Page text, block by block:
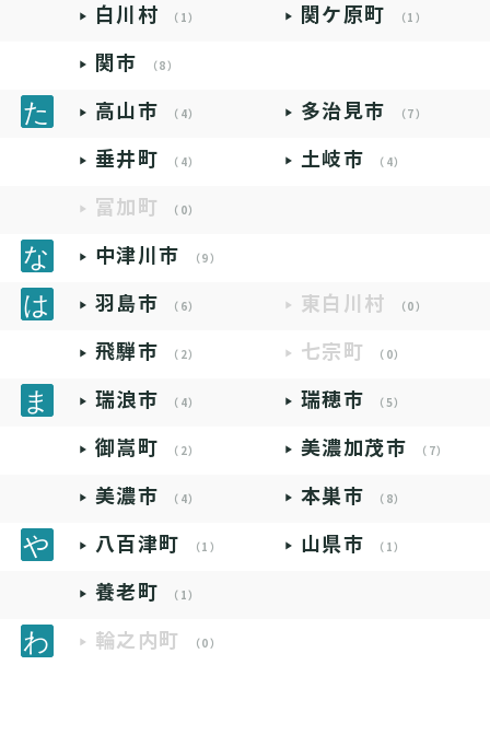
白川村 （1） 関ケ原町 （1）
関市 （8）
高山市 （4） 多治見市 （7）
垂井町 （4） 土岐市 （4）
富加町 （0）
中津川市 （9）
羽島市 （6） 東白川村 （0）
飛騨市 （2） 七宗町 （0）
瑞浪市 （4） 瑞穂市 （5）
御嵩町 （2） 美濃加茂市 （7）
美濃市 （4） 本巣市 （8）
八百津町 （1） 山県市 （1）
養老町 （1）
輪之内町 （0）